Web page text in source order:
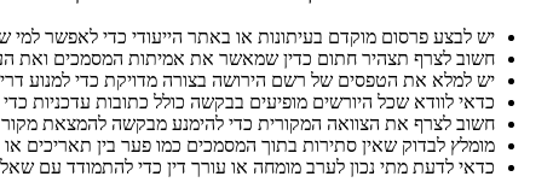
יש לבצע פרסום מוקדם בעיתונות או באתר הייעודי כדי לאפשר למי
חשוב לצרף תצהיר חתום כדין שמאשר את אמיתות המסמכים ואת
יש למלא את הטפסים של רשם הירושה בצורה מדויקת כדי למנוע
כדאי לוודא שכל היורשים מופיעים בבקשה כולל כתובות עדכניות
חשוב לצרף את הצוואה המקורית כדי להימנע מבקשה להמצאת
מומלץ לבדוק שאין סתירות בתוך המסמכים כמו פער בין תאריכים
כדאי לדעת מתי נכון לערב מומחה או עורך דין כדי להתמודד עם